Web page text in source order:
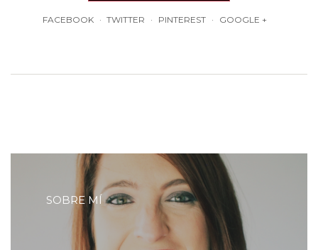
FACEBOOK TWITTER PINTEREST GOOGLE +
SOBRE MÍ